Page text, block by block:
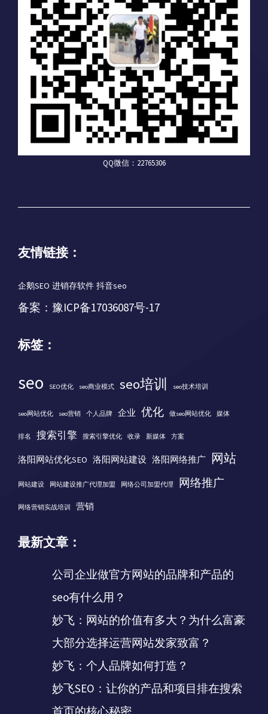
QQ微信：22765306
友情链接：
企鹅SEO 进销存软件 抖音seo
备案： 豫ICP备17036087号-17
标签：
seo SEO优化 seo商业模式 seo培训 seo技术培训
seo网站优化 seo营销 个人品牌 企业 优化 做seo网站优化 媒体
排名 搜索引擎 搜索引擎优化 收录 新媒体 方案
洛阳网站优化SEO 洛阳网站建设 洛阳网络推广 网站
网站建设 网站建设推广代理加盟 网络公司加盟代理 网络推广
网络营销实战培训 营销
最新文章：
公司企业做官方网站的品牌和产品的
seo有什么用？
妙飞：网站的价值有多大？为什么富豪
大部分选择运营网站发家致富？
妙飞：个人品牌如何打造？
妙飞SEO：让你的产品和项目排在搜索